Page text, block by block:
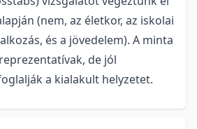
(nem, az életkor, az iskolai
és a jövedelem). A minta
de jól
a kialakult helyzetet.